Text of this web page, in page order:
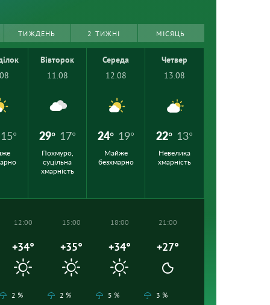
ТИЖДЕНЬ 2 ТИЖНІ МІСЯЦЬ
15°
Вівторок
11.08
29° 17°
Похмуро,
суцільна
хмарність
Середа
12.08
24° 19°
Майже
безхмарно
Четвер
13.08
22° 13°
Невелика
хмарність
12:00
+34°
2 %
15:00
+35°
2 %
18:00
+34°
5 %
21:00
+27°
3 %